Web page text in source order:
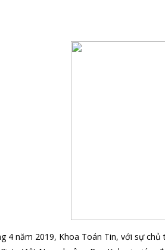
4 năm 2019, Khoa Toán Tin, với sự